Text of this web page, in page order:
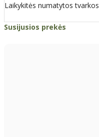
Laikykitės numatytos
Susijusios prekės